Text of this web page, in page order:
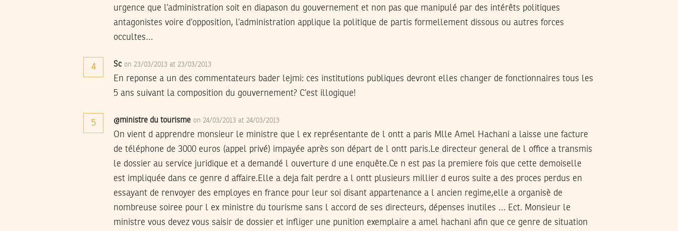
urgence que l’administration soit en diapason du gouvernement et non pas que manipulé par des intérêts politiques
antagonistes voire d’opposition, l’administration applique la politique de partis formellement dissous ou autres forces
occultes…
4 Sc on 23/03/2013 at 23/03/2013
En reponse a un des commentateurs bader lejmi: ces institutions publiques devront elles changer de fonctionnaires tous les
5 ans suivant la composition du gouvernement? C’est illogique!
5 @ministre du tourisme on 24/03/2013 at 24/03/2013
On vient d apprendre monsieur le ministre que l ex représentante de l ontt a paris Mlle Amel Hachani a laisse une facture
de téléphone de 3000 euros (appel privé) impayée après son départ de l ontt paris.Le directeur general de l office a transmis
le dossier au service juridique et a demandé l ouverture d une enquête.Ce n est pas la premiere fois que cette demoiselle
est impliquée dans ce genre d affaire.Elle a deja fait perdre a l ontt plusieurs millier d euros suite a des proces perdus en
essayant de renvoyer des employes en france pour leur soi disant appartenance a l ancien regime,elle a organisè de
nombreuse soiree pour l ex ministre du tourisme sans l accord de ses directeurs, dépenses inutiles … Ect. Monsieur le
ministre vous devez vous saisir de dossier et infliger une punition exemplaire a amel hachani afin que ce genre de situation